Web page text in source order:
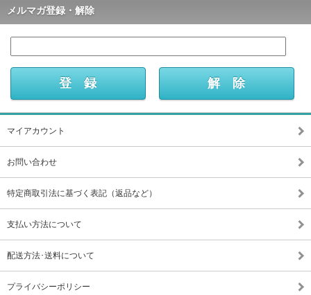
メルマガ登録・解除
マイアカウント
お問い合わせ
特定商取引法に基づく表記（返品など）
支払い方法について
配送方法･送料について
プライバシーポリシー